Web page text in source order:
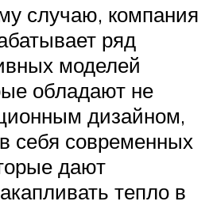
случаю, компания
ряд
моделей
обладают не
дизайном,
себя современных
дают
тепло в